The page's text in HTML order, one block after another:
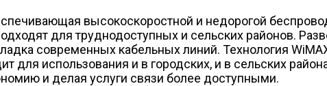
высокоскоростной и недорогой
для труднодоступных и сельских районов.
современных кабельных линий. Технология
для использования и в городских, и в сельских
и делая услуги связи более доступными.